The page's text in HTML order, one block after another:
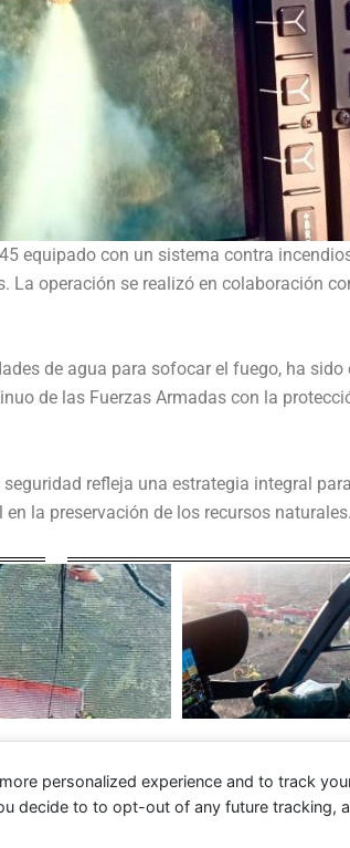
equipado con un sistema contra
La operación se realizó en colaboración
de agua para sofocar el fuego, ha
de las Fuerzas Armadas con la
refleja una estrategia integral
la preservación de los recursos naturales.
personalized experience and to track
decide to to opt-out of any future tracking,